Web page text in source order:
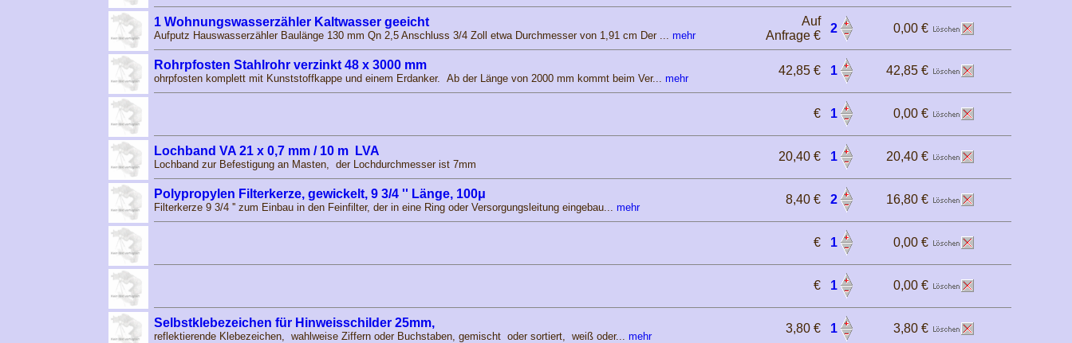
1 Wohnungswasserzähler Kaltwasser geeicht
Aufputz Hauswasserzähler Baulänge 130 mm Qn 2,5 Anschluss 3/4 Zoll etwa Durchmesser von 1,91 cm Der ... mehr
Auf
Anfrage €
2 0,00 €
Rohrpfosten Stahlrohr verzinkt 48 x 3000 mm
ohrpfosten komplett mit Kunststoffkappe und einem Erdanker. Ab der Länge von 2000 mm kommt beim Ver... mehr
42,85 € 1 42,85 €
€ 1 0,00 €
Lochband VA 21 x 0,7 mm / 10 m LVA
Lochband zur Befestigung an Masten, der Lochdurchmesser ist 7mm
20,40 € 1 20,40 €
Polypropylen Filterkerze, gewickelt, 9 3/4 '' Länge, 100μ
Filterkerze 9 3/4 '' zum Einbau in den Feinfilter, der in eine Ring oder Versorgungsleitung eingebau... mehr
8,40 € 2 16,80 €
€ 1 0,00 €
€ 1 0,00 €
Selbstklebezeichen für Hinweisschilder 25mm,
reflektierende Klebezeichen, wahlweise Ziffern oder Buchstaben, gemischt oder sortiert, weiß oder... mehr
3,80 € 1 3,80 €